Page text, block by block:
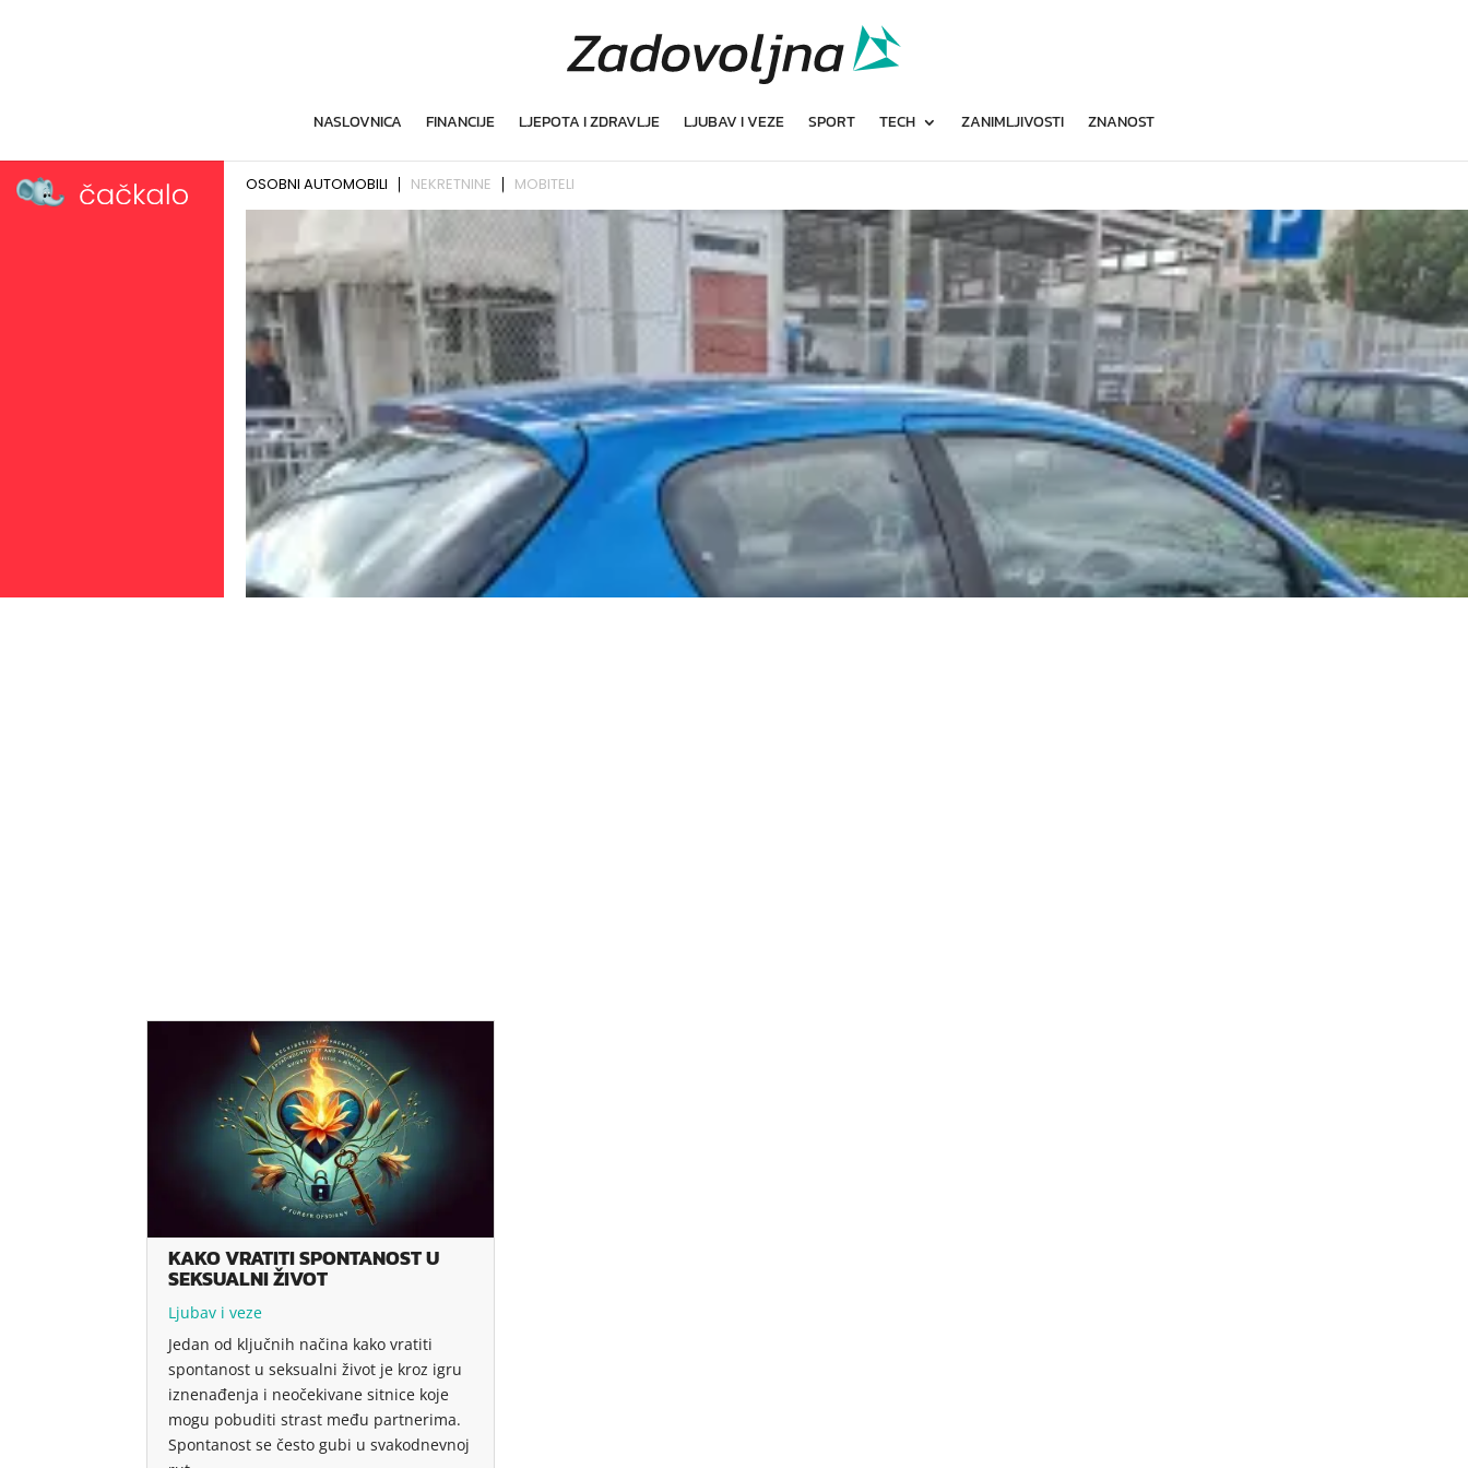
NASLOVNICA FINANCIJE LJEPOTA I ZDRAVLJE LJUBAV I VEZE SPORT TECH ZANIMLJIVOSTI ZNANOST
KAKO VRATITI SPONTANOST U
SEKSUALNI ŽIVOT
Ljubav i veze
Jedan od ključnih načina kako vratiti
spontanost u seksualni život je kroz igru
iznenađenja i neočekivane sitnice koje
mogu pobuditi strast među partnerima.
Spontanost se često gubi u svakodnevnoj